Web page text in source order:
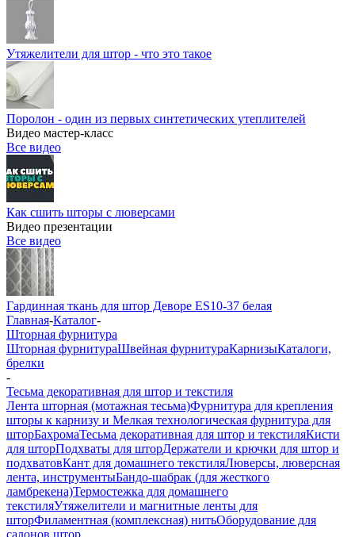
Утяжелители для штор - что это такое
Поролон - один из первых синтетических утеплителей
Видео мастер-класс
Все видео
Как сшить шторы с люверсами
Видео презентации
Все видео
Гардинная ткань для штор Деворе ES10-37 белая
Главная-Каталог-
Шторная фурнитура
Шторная фурнитураШвейная фурнитураКарнизыКаталоги,
брелки
-
Тесьма декоративная для штор и текстиля
Лента шторная (мотажная тесьма)Фурнитура для крепления
шторы к карнизу и Мелкая технологическая фурнитура для
шторБахромаТесьма декоративная для штор и текстиляКисти
для шторПодхваты для шторДержатели и крючки для штор и
подхватовКант для домашнего текстиляЛюверсы, люверсная
лента, инструментыБандо-шабрак (для жесткого
ламбрекена)Термостежка для домашнего
текстиляУтяжелители и магнитные ленты для
шторФиламентная (комплексная) нитьОборудование для
салонов штор